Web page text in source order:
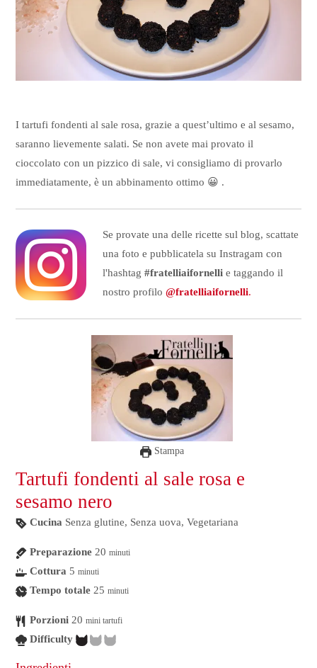
I tartufi fondenti al sale rosa, grazie a quest’ultimo e al sesamo,
saranno lievemente salati. Se non avete mai provato il
cioccolato con un pizzico di sale, vi consigliamo di provarlo
immediatamente, è un abbinamento ottimo 😀 .
Se provate una delle ricette sul blog, scattate
una foto e pubblicatela su Instragam con
l'hashtag #fratelliaifornellie taggando il
nostro profilo @fratelliaifornelli.
Stampa
Tartufi fondenti al sale rosa e
sesamo nero
Cucina Senza glutine, Senza uova, Vegetariana
Preparazione 20 minuti
Cottura 5 minuti
Tempo totale 25 minuti
Porzioni 20 mini tartufi
Difficulty